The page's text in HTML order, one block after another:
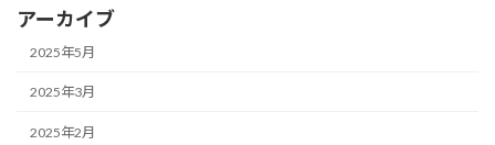
アーカイブ
2025年5月
2025年3月
2025年2月